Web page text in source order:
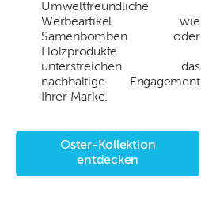
Umweltfreundliche
Werbeartikel wie
Samenbomben oder
Holzprodukte
unterstreichen das
nachhaltige Engagement
Ihrer Marke.
Oster-Kollektion
entdecken